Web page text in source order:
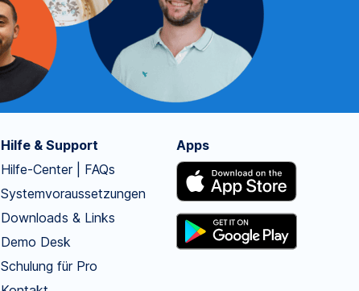
Hilfe & Support
Hilfe-Center | FAQs
Systemvoraussetzungen
Downloads & Links
Demo Desk
Schulung für Pro
Apps